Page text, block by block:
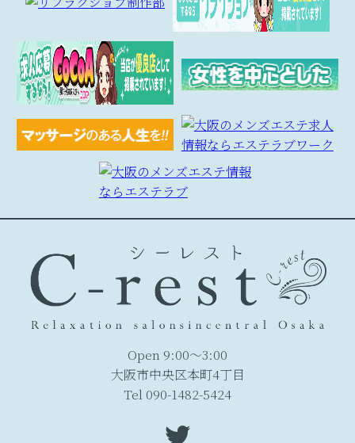
Open 9:00～3:00
大阪市中央区本町4丁目
Tel 090-1482-5424